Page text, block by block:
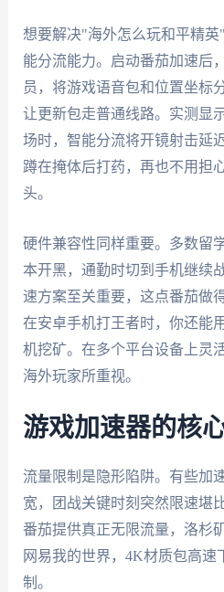
想要解决"海外怎么玩和平精
能分流能力。启动番茄加速后
员，将游戏语音包和位置坐标
让更新包走普通线路。实测显
场时，智能分流将开镜射击延
蹲在掩体后打药，再也不用担
头。
硬件兼容性同样重要。多数留
本开黑，通勤时切到手机继续
速方案至关重要，这点番茄
在安卓手机打王者时，你还能
机挖矿。在多个平台设备上灵
海外玩家所重视。
游戏加速器的核
流量限制是隐形陷阱。有些加
宽，团战关键时刻突然限速堪
番茄提供真正无限流量，洛杉
网易我的世界，4K材质包高速
制。